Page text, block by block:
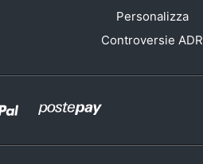
Personalizza
Controversie ADR